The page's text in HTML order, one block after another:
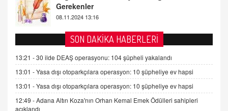
08.11.2024 13:16
Tezkere Onaylanmasaydı…
2 Kasım 2021 Salı 00:11
AV. DOĞAN CAN DOĞAN
Kişisel verilerin korunması ve dijital hukukun
gelişimi
SON DAKİKA HABERLERİ
13:21 -30 ilde DEAŞ operasyonu: 104 şüpheli yakalandı
13:01 -Yasa dışı otoparkçılara operasyon: 10 şüpheliye ev hapsi
13:01 -Yasa dışı otoparkçılara operasyon: 10 şüpheliye ev hapsi
12:49 -Adana Altın Koza'nın Orhan Kemal Emek Ödülleri sahipleri
açıklandı